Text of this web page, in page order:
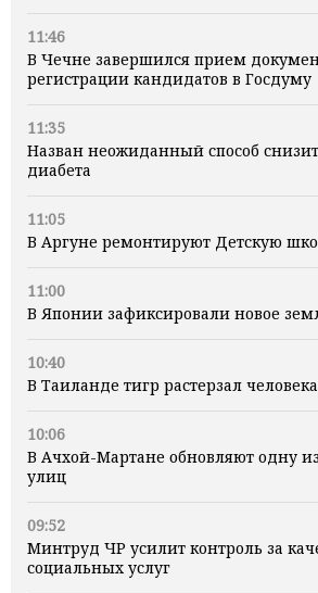
11:46
В Чечне завершился прием
регистрации кандидатов в Госдуму
11:35
Назван неожиданный способ
диабета
11:05
В Аргуне ремонтируют Детскую
11:00
В Японии зафиксировали новое
10:40
В Таиланде тигр растерзал человека
10:06
В Ачхой-Мартане обновляют одну
улиц
09:52
Минтруд ЧР усилит контроль за
социальных услуг